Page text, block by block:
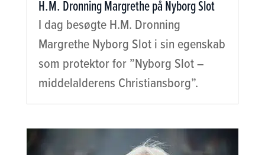
H.M. Dronning Margrethe på Nyborg Slot
I dag besøgte H.M. Dronning
Margrethe Nyborg Slot i sin egenskab
som protektor for ”Nyborg Slot –
middelalderens Christiansborg”.